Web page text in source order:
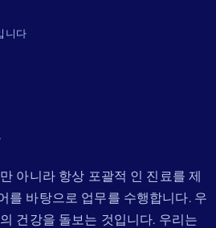
니다
아니라 항상 포괄적 인 진료를 제
를 바탕으로 업무를 수행합니다. 우
건강을 돌보는 것입니다. 우리는